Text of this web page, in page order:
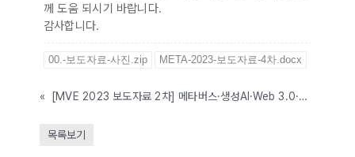
께 도움 되시기 바랍니다.
감사합니다.
00.-보도자료-사진.zip META-2023-보도자료-4차.docx
« [MVE 2023 보도자료 2차] 메타버스·생성AI·Web 3.0·메타노믹스를 담은 ‘2023 메타버스+생성AI 서밋’ 6월 14일 개최
목록보기